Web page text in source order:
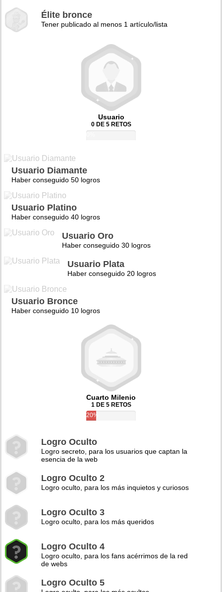
Élite bronce
Tener publicado al menos 1 artículo/lista
Usuario
0 DE 5 RETOS
Usuario Diamante
Haber conseguido 50 logros
Usuario Platino
Haber conseguido 40 logros
Usuario Oro
Haber conseguido 30 logros
Usuario Plata
Haber conseguido 20 logros
Usuario Bronce
Haber conseguido 10 logros
Cuarto Milenio
1 DE 5 RETOS
20%
Logro Oculto
Logro secreto, para los usuarios que captan la
esencia de la web
Logro Oculto 2
Logro oculto, para los más inquietos y curiosos
Logro Oculto 3
Logro oculto, para los más queridos
Logro Oculto 4
Logro oculto, para los fans acérrimos de la red
de webs
Logro Oculto 5